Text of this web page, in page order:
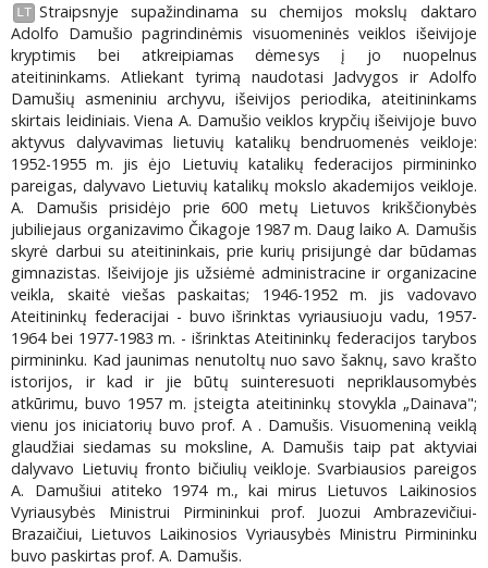
LT Straipsnyje supažindinama su chemijos mokslų daktaro
Adolfo Damušio pagrindinėmis visuomeninės veiklos išeivijoje
kryptimis bei atkreipiamas dėmesys į jo nuopelnus
ateitininkams. Atliekant tyrimą naudotasi Jadvygos ir Adolfo
Damušių asmeniniu archyvu, išeivijos periodika, ateitininkams
skirtais leidiniais. Viena A. Damušio veiklos krypčių išeivijoje buvo
aktyvus dalyvavimas lietuvių katalikų bendruomenės veikloje:
1952-1955 m. jis ėjo Lietuvių katalikų federacijos pirmininko
pareigas, dalyvavo Lietuvių katalikų mokslo akademijos veikloje.
A. Damušis prisidėjo prie 600 metų Lietuvos krikščionybės
jubiliejaus organizavimo Čikagoje 1987 m. Daug laiko A. Damušis
skyrė darbui su ateitininkais, prie kurių prisijungė dar būdamas
gimnazistas. Išeivijoje jis užsiėmė administracine ir organizacine
veikla, skaitė viešas paskaitas; 1946-1952 m. jis vadovavo
Ateitininkų federacijai - buvo išrinktas vyriausiuoju vadu, 1957-
1964 bei 1977-1983 m. - išrinktas Ateitininkų federacijos tarybos
pirmininku. Kad jaunimas nenutoltų nuo savo šaknų, savo krašto
istorijos, ir kad ir jie būtų suinteresuoti nepriklausomybės
atkūrimu, buvo 1957 m. įsteigta ateitininkų stovykla „Dainava";
vienu jos iniciatorių buvo prof. A . Damušis. Visuomeniną veiklą
glaudžiai siedamas su moksline, A. Damušis taip pat aktyviai
dalyvavo Lietuvių fronto bičiulių veikloje. Svarbiausios pareigos
A. Damušiui atiteko 1974 m., kai mirus Lietuvos Laikinosios
Vyriausybės Ministrui Pirmininkui prof. Juozui Ambrazevičiui-
Brazaičiui, Lietuvos Laikinosios Vyriausybės Ministru Pirmininku
buvo paskirtas prof. A. Damušis.